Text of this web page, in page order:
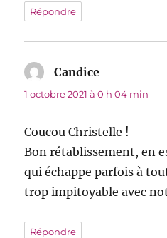
Répondre
Candice
1 octobre 2021 à 0 h 04 min
Coucou Christelle !
Bon rétablissement, en
qui échappe parfois à
trop impitoyable avec
Répondre